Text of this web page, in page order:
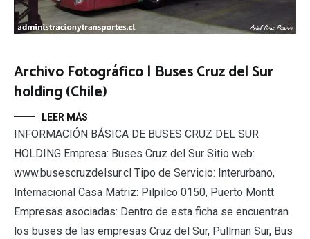
Archivo Fotográfico | Buses Cruz del Sur
holding (Chile)
LEER MÁS
INFORMACIÓN BÁSICA DE BUSES CRUZ DEL SUR
HOLDING Empresa: Buses Cruz del Sur Sitio web:
www.busescruzdelsur.cl Tipo de Servicio: Interurbano,
Internacional Casa Matriz: Pilpilco 0150, Puerto Montt
Empresas asociadas: Dentro de esta ficha se encuentran
los buses de las empresas Cruz del Sur, Pullman Sur, Bus